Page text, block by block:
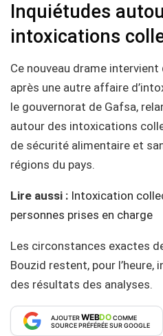
Inquiétudes
intoxications
Ce nouveau drame
après une autre affaire
le gouvernorat de Gafsa,
autour des intoxications
de sécurité alimentaire et
régions du pays.
Lire aussi : Intoxication
personnes prises en charge
Les circonstances exactes
Bouzid restent, pour l’heure,
des résultats des analyses.
AJOUTERWEBDOCOMME
SOURCE PRÉFÉRÉE SUR GOOGLE